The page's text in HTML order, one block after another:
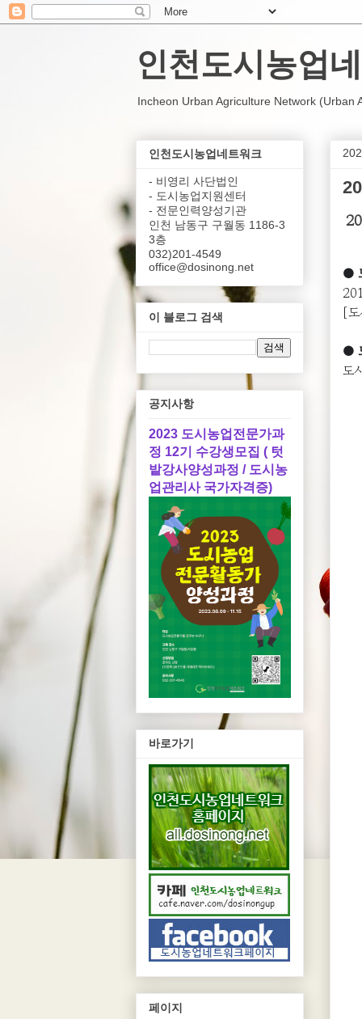
인천도시농업
Incheon Urban Agriculture Network (Urban
●
[
●
도
인천도시농업네트워크
- 비영리 사단법인
- 도시농업지원센터
- 전문인력양성기관
인천 남동구 구월동 1186-3
3층
032)201-4549
office@dosinong.net
이 블로그 검색
공지사항
2023 도시농업전문가과
정 12기 수강생모집 ( 텃
밭강사양성과정 / 도시농
업관리사 국가자격증)
바로가기
페이지